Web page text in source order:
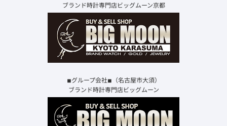
ブランド時計専門店ビッグムーン京都
◾︎グループ会社◾︎（名古屋市大須）
ブランド時計専門店ビッグムーン